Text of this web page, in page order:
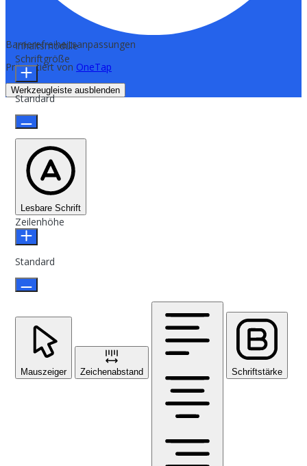
Barrierefreiheitsanpassungen
Präsentiert von OneTap
Werkzeugleiste ausblenden
Inhaltsmodule
Schriftgröße
Standard
Lesbare Schrift
Zeilenhöhe
Standard
Mauszeiger Zeichenabstand Schriftstärke